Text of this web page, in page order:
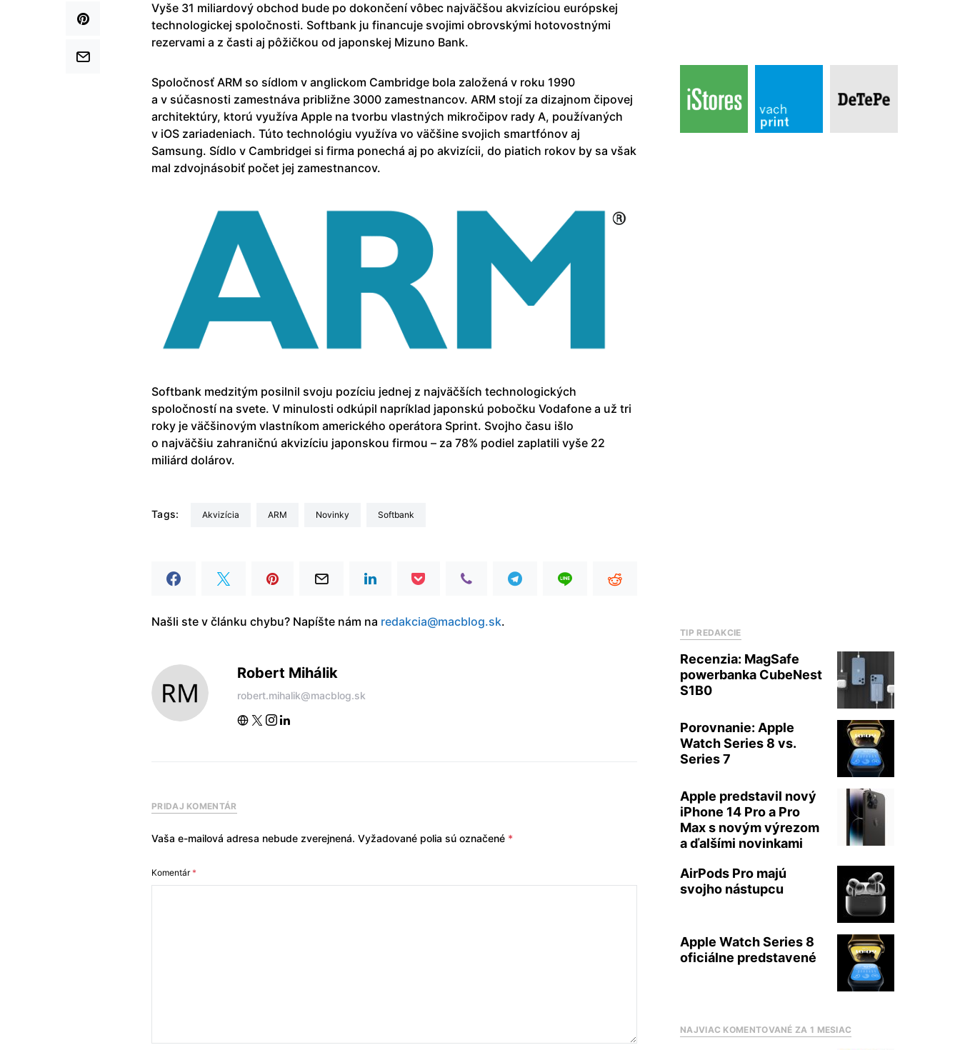
Vyše 31 miliardový obchod bude po dokončení vôbec najväčšou akvizíciou európskej
technologickej spoločnosti. Softbank ju financuje svojimi obrovskými hotovostnými
rezervami a z časti aj pôžičkou od japonskej Mizuno Bank.
Spoločnosť ARM so sídlom v anglickom Cambridge bola založená v roku 1990
a v súčasnosti zamestnáva približne 3000 zamestnancov. ARM stojí za dizajnom čipovej
architektúry, ktorú využíva Apple na tvorbu vlastných mikročipov rady A, používaných
v iOS zariadeniach. Túto technológiu využíva vo väčšine svojich smartfónov aj
Samsung. Sídlo v Cambridgei si firma ponechá aj po akvizícii, do piatich rokov by sa však
mal zdvojnásobiť počet jej zamestnancov.
Softbank medzitým posilnil svoju pozíciu jednej z najväčších technologických
spoločností na svete. V minulosti odkúpil napríklad japonskú pobočku Vodafone a už tri
roky je väčšinovým vlastníkom amerického operátora Sprint. Svojho času išlo
o najväčšiu zahraničnú akvizíciu japonskou firmou – za 78% podiel zaplatili vyše 22
miliárd dolárov.
Tags: akvizícia ARM Novinky Softbank
Našli ste v článku chybu? Napíšte nám na redakcia@macblog.sk.
Robert Mihálik
robert.mihalik@macblog.sk
PRIDAJ KOMENTÁR
Vaša e-mailová adresa nebude zverejnená. Vyžadované polia sú označené *
Komentár*
TIP REDAKCIE
Recenzia: MagSafe
powerbanka CubeNest
S1B0
Porovnanie: Apple
Watch Series 8 vs.
Series 7
Apple predstavil nový
iPhone 14 Pro a Pro
Max s novým výrezom
a ďalšími novinkami
AirPods Pro majú
svojho nástupcu
Apple Watch Series 8
oficiálne predstavené
NAJVIAC KOMENTOVANÉ ZA 1 MESIAC